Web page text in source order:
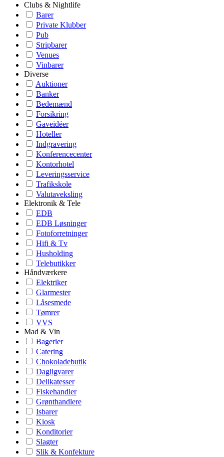
Clubs & Nightlife
Barer
Private Klubber
Pub
Stripbarer
Venues
Vinbarer
Diverse
Auktioner
Banker
Bedemænd
Forsikring
Gaveidéer
Hoteller
Indgravering
Konferencecenter
Kontorhotel
Leveringsservice
Trafikskole
Valutaveksling
Elektronik & Tele
EDB
EDB Løsninger
Fotoforretninger
Hifi & Tv
Husholding
Telebutikker
Håndværkere
Elektriker
Glarmester
Låsesmede
Tømrer
VVS
Mad & Vin
Bagerier
Catering
Chokoladebutik
Dagligvarer
Delikatesser
Fiskehandler
Grønthandlere
Isbarer
Kiosk
Konditorier
Slagter
Slik & Konfekture